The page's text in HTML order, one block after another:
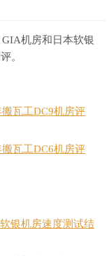
机房和日本软银
。
瓦工DC9机房评
瓦工DC6机房评
银机房速度测试结